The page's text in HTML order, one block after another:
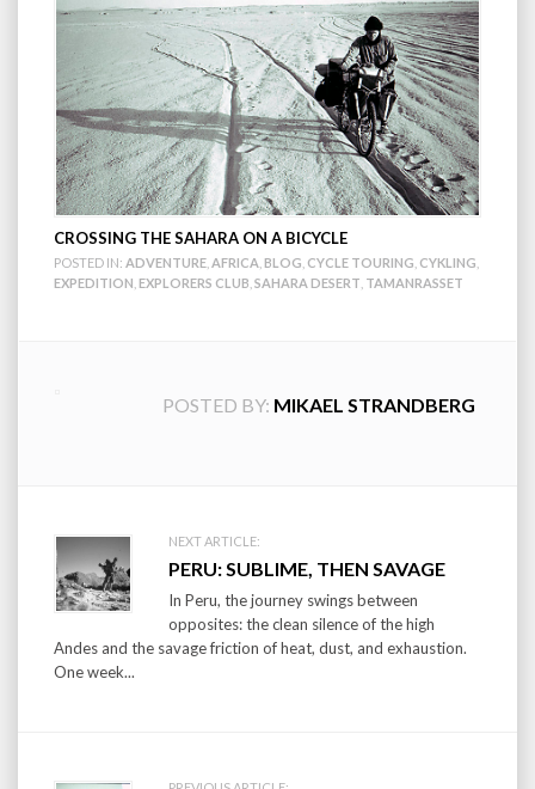
CROSSING THE SAHARA ON A BICYCLE
POSTED IN: ADVENTURE AFRICA BLOG CYCLE TOURING CYKLING
EXPEDITION EXPLORERS CLUB SAHARA DESERT TAMANRASSET
POSTED BY: MIKAEL STRANDBERG
Post
navigation
NEXT ARTICLE:
PERU: SUBLIME, THEN SAVAGE
In Peru, the journey swings between
opposites: the clean silence of the high
Andes and the savage friction of heat, dust, and exhaustion.
One week...